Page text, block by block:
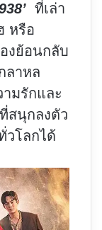
ที่เล่า
หรือ
งย้อนกลับ
ลาหล
ามรักและ
สนุกลงตัว
โลกได้